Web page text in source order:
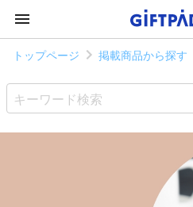
トップページ 掲載商品から探す